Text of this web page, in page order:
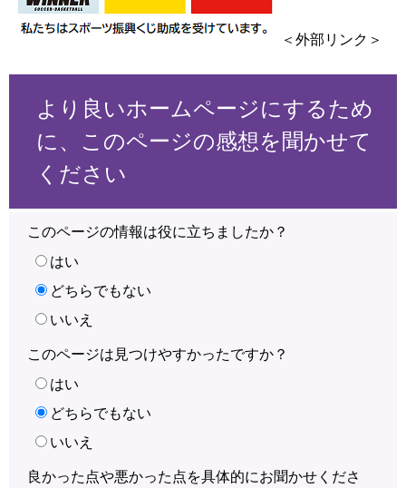
＜外部リンク＞
より良いホームページにするため
に、このページの感想を聞かせて
ください
このページの情報は役に立ちましたか？
はい
どちらでもない
いいえ
このページは見つけやすかったですか？
はい
どちらでもない
いいえ
良かった点や悪かった点を具体的にお聞かせくださ